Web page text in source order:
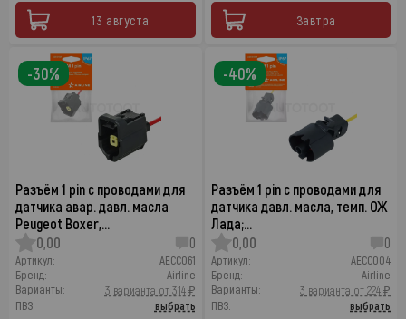
13 августа Завтра
Разъём 1 pin с проводами для
датчика авар. давл. масла
Peugeot Boxer,…
0,00
0
Артикул:
AECC061
Бренд:
Airline
Варианты:
3 варианта от 314 ₽
ПВЗ:
выбрать
-30%
Разъём 1 pin с проводами для
датчика давл. масла, темп. ОЖ
Лада;…
0,00
0
Артикул:
AECC004
Бренд:
Airline
Варианты:
3 варианта от 224 ₽
ПВЗ:
выбрать
-40%